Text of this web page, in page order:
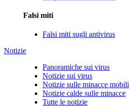
Falsi miti
Falsi miti sugli antivirus
Notizie
Panoramiche sui virus
Notizie sui virus
Notizie sulle minacce mobili
Notizie calde sulle minacce
Tutte le notizie